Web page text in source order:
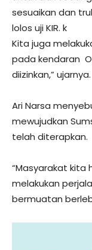
sesuaikan dan
lolos uji KIR. k
Kita juga
pada kendaran
diizinkan,” ujarnya.
Ari Narsa
mewujudkan
telah diterapkan.
“Masyarakat
melakukan
bermuatan